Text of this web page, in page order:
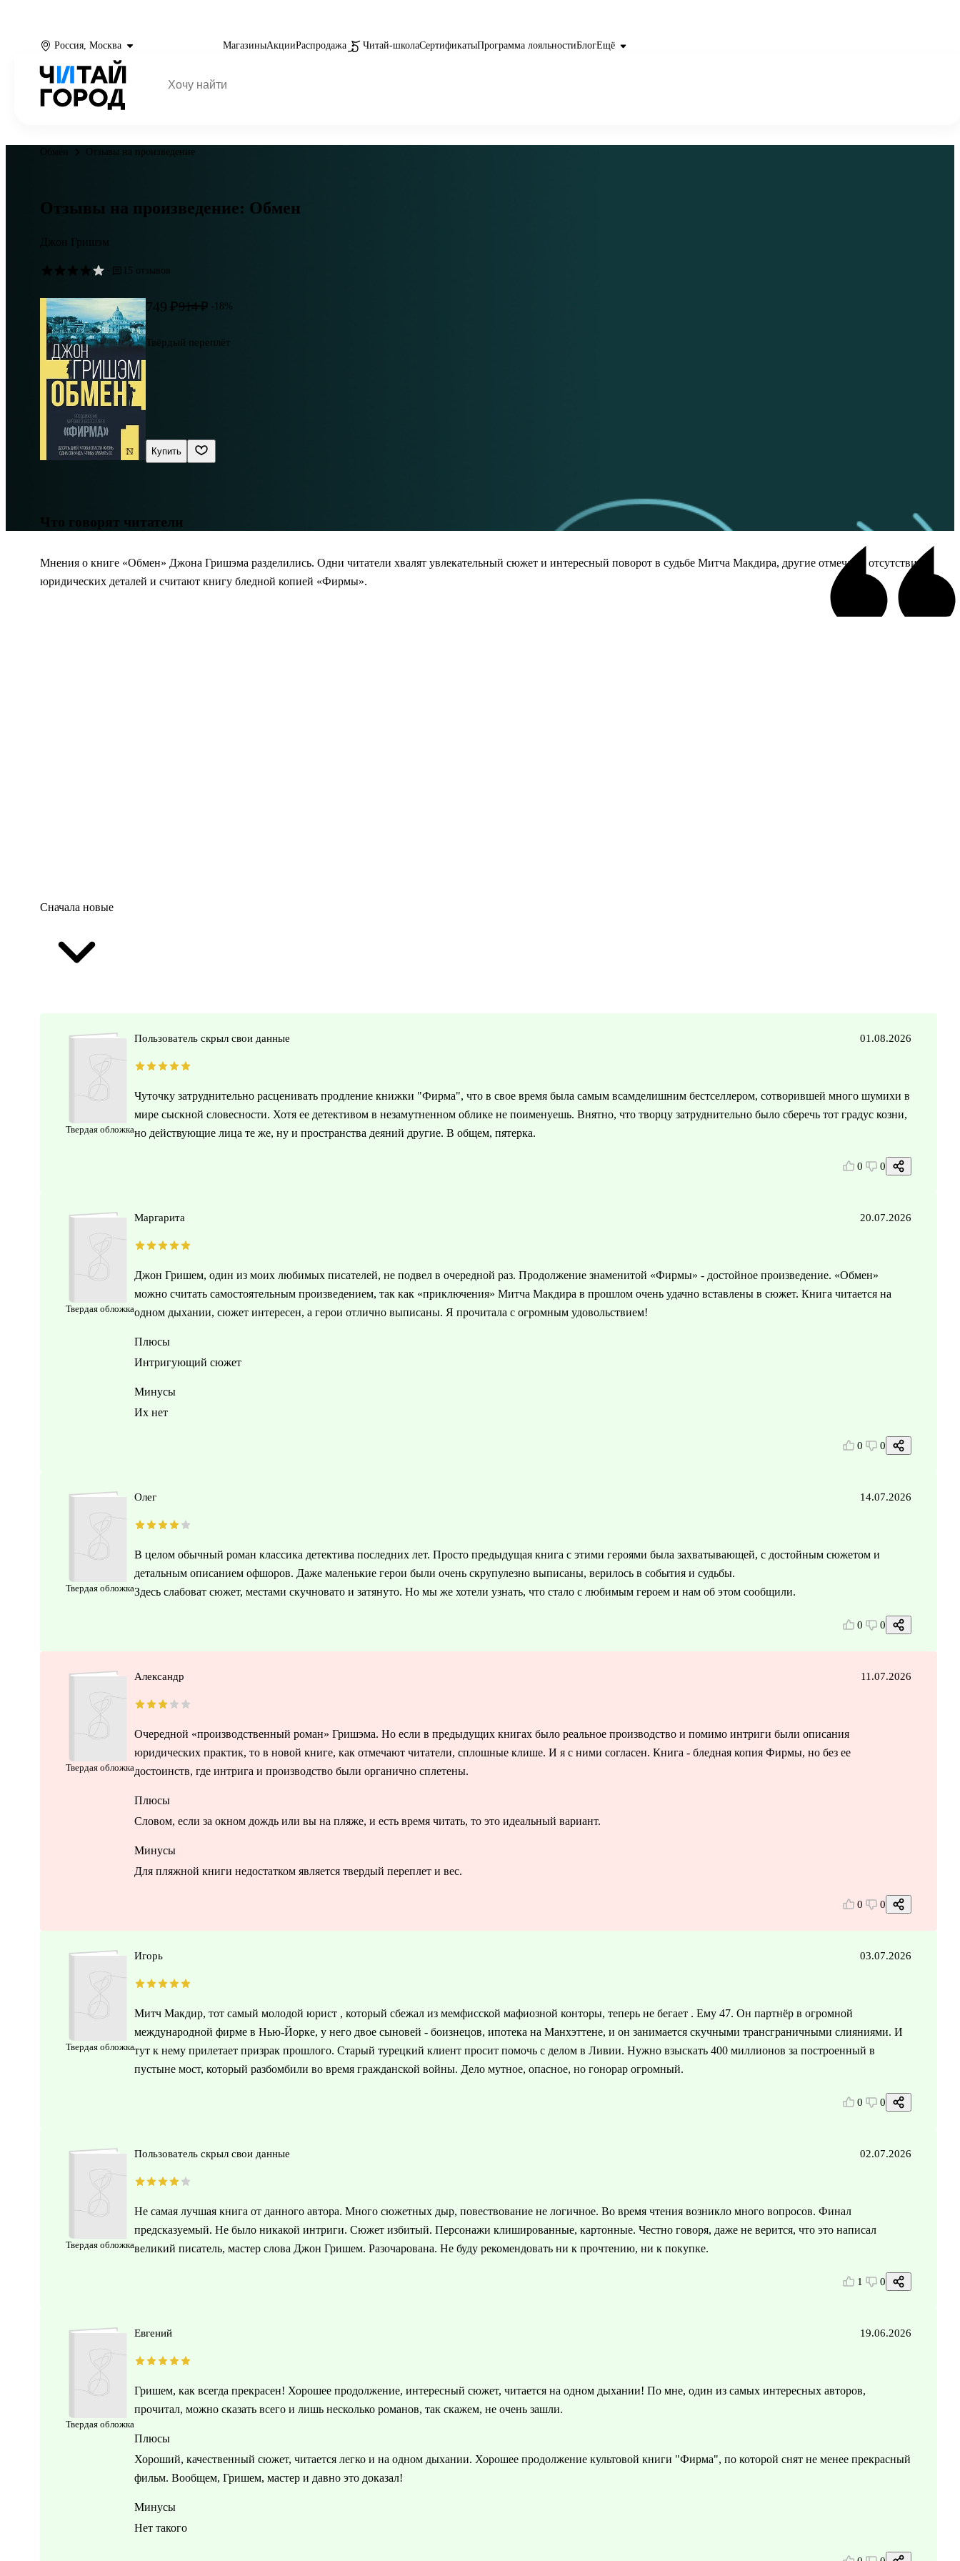
Россия, Москва МагазиныАкцииРаспродажа Читай-школаСертификатыПрограмма лояльностиБлогЕщё
Отзывы на произведение
Отзывы на произведение: Обмен
Джон Гришэм
15 отзывов
749 ₽914 ₽ -18%
Твёрдый переплёт
Купить
Что говорят читатели
Мнения о книге «Обмен» Джона Гришэма разделились. Одни читатели хвалят увлекательный сюжет и интересный поворот в судьбе Митча Макдира, другие отмечают отсутствие
юридических деталей и считают книгу бледной копией «Фирмы».
Сначала новые
Твердая обложка
Пользователь скрыл свои данные 01.08.2026
Чуточку затруднительно расценивать продление книжки "Фирма", что в свое время была самым всамделишним бестселлером, сотворившей много шумихи в
мире сыскной словесности. Хотя ее детективом в незамутненном облике не поименуешь. Внятно, что творцу затруднительно было сберечь тот градус козни,
но действующие лица те же, ну и пространства деяний другие. В общем, пятерка.
0 0
Твердая обложка
Маргарита 20.07.2026
Джон Гришем, один из моих любимых писателей, не подвел в очередной раз. Продолжение знаменитой «Фирмы» - достойное произведение. «Обмен»
можно считать самостоятельным произведением, так как «приключения» Митча Макдира в прошлом очень удачно вставлены в сюжет. Книга читается на
одном дыхании, сюжет интересен, а герои отлично выписаны. Я прочитала с огромным удовольствием!
Плюсы
Интригующий сюжет
Минусы
Их нет
0 0
Твердая обложка
Олег 14.07.2026
В целом обычный роман классика детектива последних лет. Просто предыдущая книга с этими героями была захватывающей, с достойным сюжетом и
детальным описанием офшоров. Даже маленькие герои были очень скрупулезно выписаны, верилось в события и судьбы.
Здесь слабоват сюжет, местами скучновато и затянуто. Но мы же хотели узнать, что стало с любимым героем и нам об этом сообщили.
0 0
Твердая обложка
Александр 11.07.2026
Очередной «производственный роман» Гришэма. Но если в предыдущих книгах было реальное производство и помимо интриги были описания
юридических практик, то в новой книге, как отмечают читатели, сплошные клише. И я с ними согласен. Книга - бледная копия Фирмы, но без ее
достоинств, где интрига и производство были органично сплетены.
Плюсы
Словом, если за окном дождь или вы на пляже, и есть время читать, то это идеальный вариант.
Минусы
Для пляжной книги недостатком является твердый переплет и вес.
0 0
Твердая обложка
Игорь 03.07.2026
Митч Макдир, тот самый молодой юрист , который сбежал из мемфисской мафиозной конторы, теперь не бегает . Ему 47. Он партнёр в огромной
международной фирме в Нью-Йорке, у него двое сыновей - боизнецов, ипотека на Манхэттене, и он занимается скучными трансграничными слияниями. И
тут к нему прилетает призрак прошлого. Старый турецкий клиент просит помочь с делом в Ливии. Нужно взыскать 400 миллионов за построенный в
пустыне мост, который разбомбили во время гражданской войны. Дело мутное, опасное, но гонорар огромный.
0 0
Твердая обложка
Пользователь скрыл свои данные 02.07.2026
Не самая лучшая книга от данного автора. Много сюжетных дыр, повествование не логичное. Во время чтения возникло много вопросов. Финал
предсказуемый. Не было никакой интриги. Сюжет избитый. Персонажи клишированные, картонные. Честно говоря, даже не верится, что это написал
великий писатель, мастер слова Джон Гришем. Разочарована. Не буду рекомендовать ни к прочтению, ни к покупке.
1 0
Твердая обложка
Евгений 19.06.2026
Гришем, как всегда прекрасен! Хорошее продолжение, интересный сюжет, читается на одном дыхании! По мне, один из самых интересных авторов,
прочитал, можно сказать всего и лишь несколько романов, так скажем, не очень зашли.
Плюсы
Хороший, качественный сюжет, читается легко и на одном дыхании. Хорошее продолжение культовой книги "Фирма", по которой снят не менее прекрасный
фильм. Вообщем, Гришем, мастер и давно это доказал!
Минусы
Нет такого